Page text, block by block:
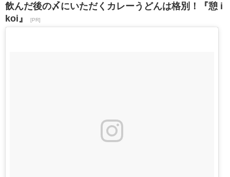
飲んだ後の〆にいただくカレーうどんは格別！『憩 i
koi』
[PR]